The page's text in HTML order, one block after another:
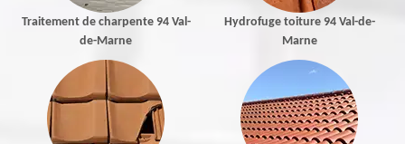
Traitement de charpente 94 Val-
de-Marne
Hydrofuge toiture 94 Val-de-
Marne